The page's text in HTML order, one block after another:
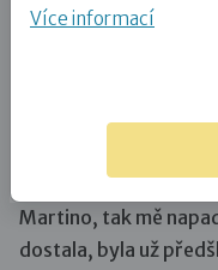
Terapeutické
Adopce
Martino, tak mě
dostala, byla už
Více informací